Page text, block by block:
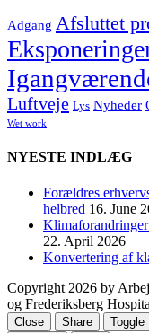
Adgang Afsluttet
Luftveje Lys Nyheder
Wet work
NYESTE INDLÆG
Forældres
helbred 16. June
22. April 2026
Konvertering af
Copyright 2026 by
og Frederiksberg
Close Share Toggle